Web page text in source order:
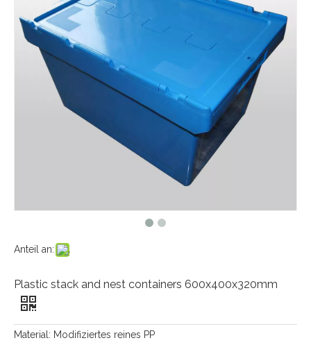
Anteil an:
Plastic stack and nest containers 600x400x320mm
Material: Modifiziertes reines PP